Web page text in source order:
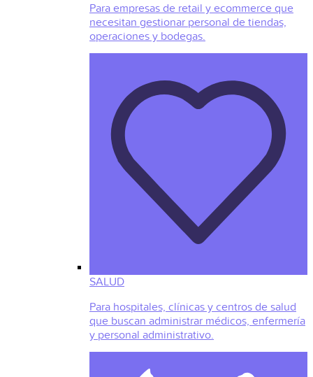
Para empresas de retail y ecommerce que
necesitan gestionar personal de tiendas,
operaciones y bodegas.
SALUD
Para hospitales, clínicas y centros de salud
que buscan administrar médicos, enfermería
y personal administrativo.